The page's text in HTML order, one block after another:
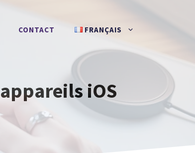
CONTACT FRANÇAIS
iOS